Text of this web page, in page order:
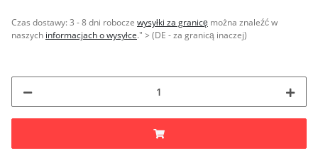
Czas dostawy:3 - 8 dni robocze wysyłki za granicę można znaleźć w
naszych informacjach o wysyłce." > (DE - za granicą inaczej)